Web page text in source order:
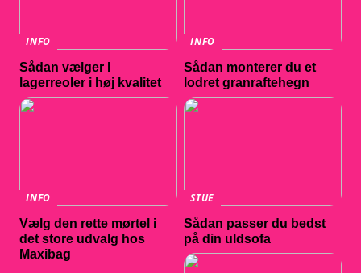
INFO
Sådan vælger I
lagerreoler i høj kvalitet
INFO
Sådan monterer du et
lodret granraftehegn
INFO
Vælg den rette mørtel i
det store udvalg hos
Maxibag
STUE
Sådan passer du bedst
på din uldsofa